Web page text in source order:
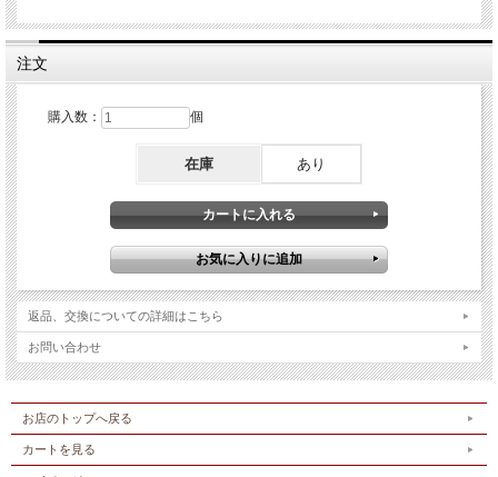
注文
購入数： 個
在庫 あり
返品、交換についての詳細はこちら
お問い合わせ
お店のトップへ戻る
カートを見る